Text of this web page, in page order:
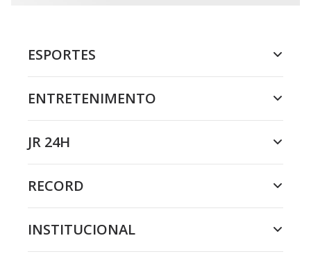
ESPORTES
ENTRETENIMENTO
JR 24H
RECORD
INSTITUCIONAL